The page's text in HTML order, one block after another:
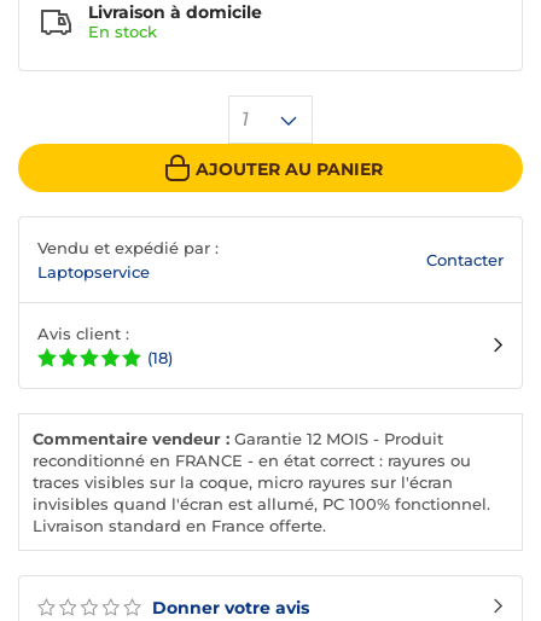
Donner votre avis
1
AJOUTER AU PANIER
Livraison à domicile
En stock
Vendu et expédié par :
Laptopservice
Contacter
Avis client :
(18)
Commentaire vendeur : Garantie 12 MOIS - Produit
reconditionné en FRANCE - en état correct : rayures ou
traces visibles sur la coque, micro rayures sur l'écran
invisibles quand l'écran est allumé, PC 100% fonctionnel.
Livraison standard en France offerte.